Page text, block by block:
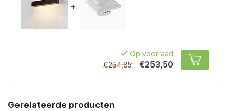
+
Op voorraad
€254,85
€253,50
Gerelateerde producten